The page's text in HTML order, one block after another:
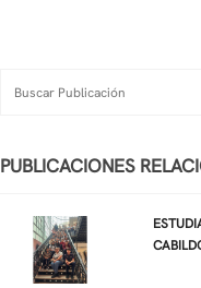
PUBLICACIONES